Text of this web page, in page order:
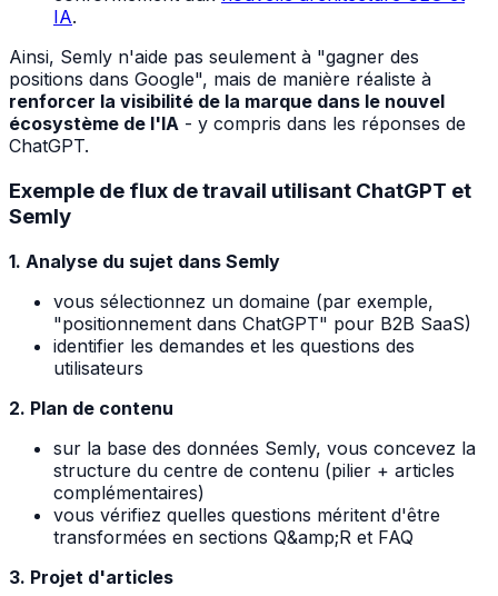
IA.
Ainsi, Semly n'aide pas seulement à "gagner des
positions dans Google", mais de manière réaliste à
renforcer la visibilité de la marque dans le nouvel
écosystème de l'IA - y compris dans les réponses de
ChatGPT.
Exemple de flux de travail utilisant ChatGPT et
Semly
1. Analyse du sujet dans Semly
vous sélectionnez un domaine (par exemple,
"positionnement dans ChatGPT" pour B2B SaaS)
identifier les demandes et les questions des
utilisateurs
2. Plan de contenu
sur la base des données Semly, vous concevez la
structure du centre de contenu (pilier + articles
complémentaires)
vous vérifiez quelles questions méritent d'être
transformées en sections Q&amp;R et FAQ
3. Projet d'articles